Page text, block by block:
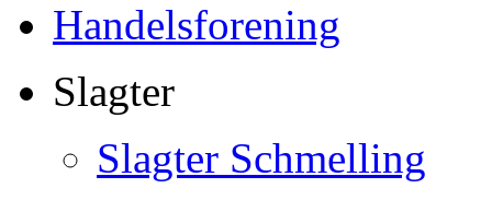
Handelsforening
Slagter
Slagter Schmelling